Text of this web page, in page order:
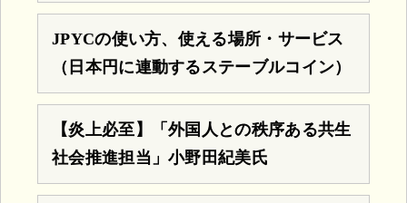
JPYCの使い方、使える場所・サービス
（日本円に連動するステーブルコイン）
【炎上必至】「外国人との秩序ある共生
社会推進担当」小野田紀美氏